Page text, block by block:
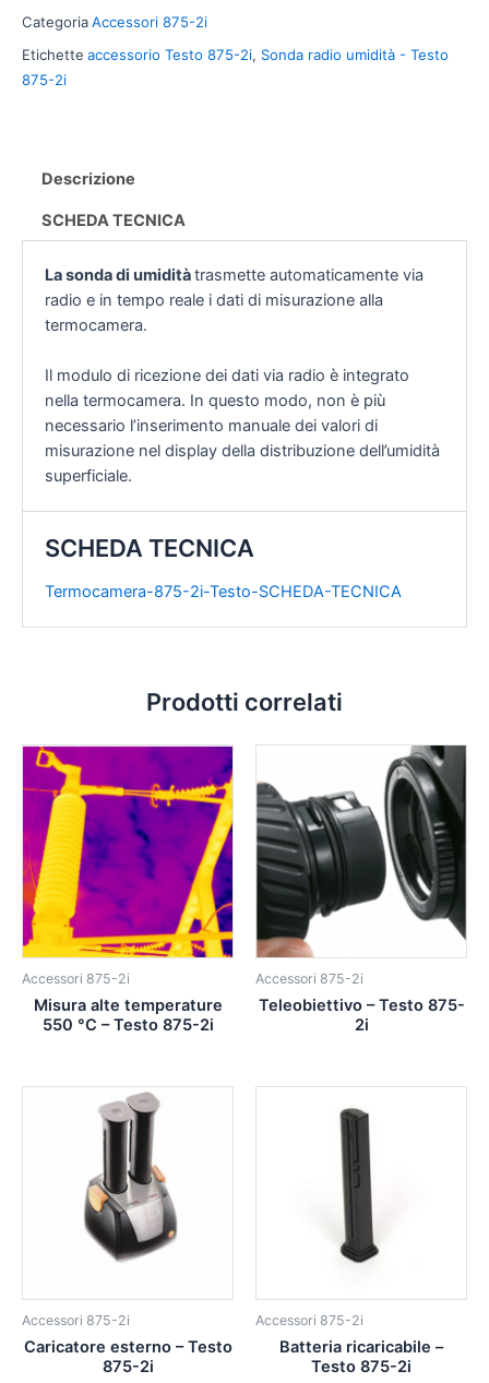
CategoriaAccessori 875-2i
Etichette accessorio Testo 875-2i, Sonda radio umidità - Testo
875-2i
Descrizione
SCHEDA TECNICA
La sonda di umiditàtrasmette automaticamente via
radio e in tempo reale i dati di misurazione alla
termocamera.
Il modulo di ricezione dei dati via radio è integrato
nella termocamera. In questo modo, non è più
necessario l’inserimento manuale dei valori di
misurazione nel display della distribuzione dell’umidità
superficiale.
SCHEDA TECNICA
Termocamera-875-2i-Testo-SCHEDA-TECNICA
Prodotti correlati
Accessori 875-2i
Misura alte temperature
550 °C – Testo 875-2i
Accessori 875-2i
Teleobiettivo – Testo 875-
2i
Accessori 875-2i
Caricatore esterno – Testo
875-2i
Accessori 875-2i
Batteria ricaricabile –
Testo 875-2i